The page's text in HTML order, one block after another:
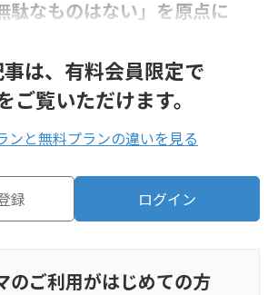
駄なものはない」を原点に
事は、有料会員限定で
ご覧いただけます。
ンと無料プランの違いを見る
録 ログイン
のご利用がはじめての方